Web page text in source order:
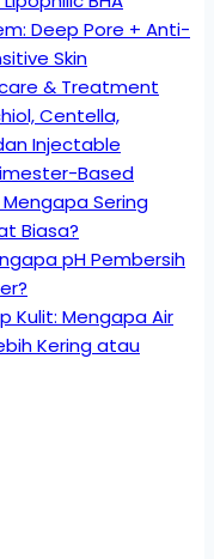
Deep Pore + Anti-
Skin
& Treatment
Centella,
Injectable
Based
Sering
Biasa?
pH Pembersih
Kulit: Mengapa Air
Kering atau